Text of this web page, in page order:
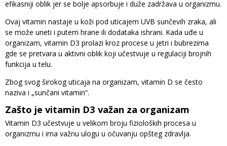
efikasniji oblik jer se bolje apsorbuje i duže zadržava u organizmu.
Ovaj vitamin nastaje u koži pod uticajem UVB sunčevih zraka, ali
se može uneti i putem hrane ili dodataka ishrani. Kada uđe u
organizam, vitamin D3 prolazi kroz procese u jetri i bubrezima
gde se pretvara u aktivni oblik koji učestvuje u regulaciji brojnih
funkcija u telu.
Zbog svog širokog uticaja na organizam, vitamin D se često
naziva i „sunčani vitamin“.
Zašto je vitamin D3 važan za organizam
Vitamin D3 učestvuje u velikom broju fizioloških procesa u
organizmu i ima važnu ulogu u očuvanju opšteg zdravlja.